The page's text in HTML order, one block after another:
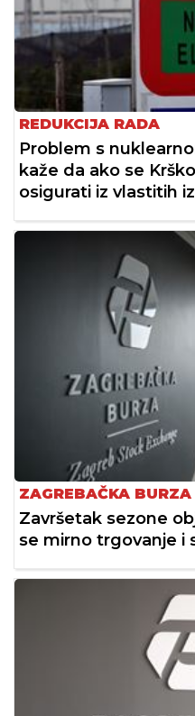
REDUKCIJA RADA
Problem s
kaže da ako se
osigurati iz vlastitih
ZAGREBAČKA BURZA
Završetak sezone
se mirno trgovanje i